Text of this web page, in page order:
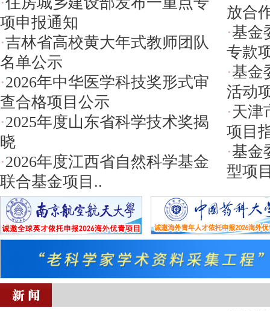
项申报通知
·吉林省高校黄大年式教师团队
名单公示
·2026年中华医学科技奖形式审
查合格项目公示
·2025年度山东省科学技术奖揭
晓
·2026年度江西省自然科学基金
联合基金项目..
放合
·基金
专款
·基金
活动
·天津
项目
·基金
型项